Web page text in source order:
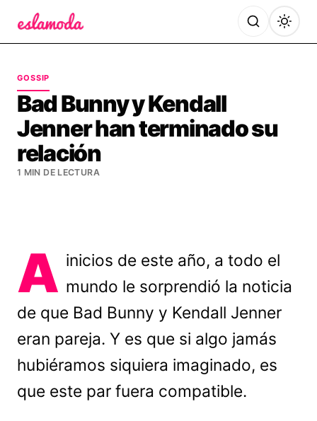
GOSSIP
Bad Bunny y Kendall
Jenner han terminado su
relación
1 MIN DE LECTURA
A inicios de este año, a todo el
mundo le sorprendió la noticia
de que Bad Bunny y Kendall Jenner
eran pareja. Y es que si algo jamás
hubiéramos siquiera imaginado, es
que este par fuera compatible.